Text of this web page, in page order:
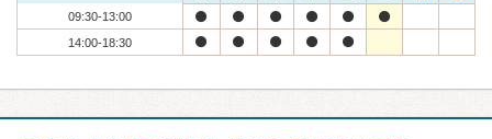
09:30-13:00
14:00-18:30